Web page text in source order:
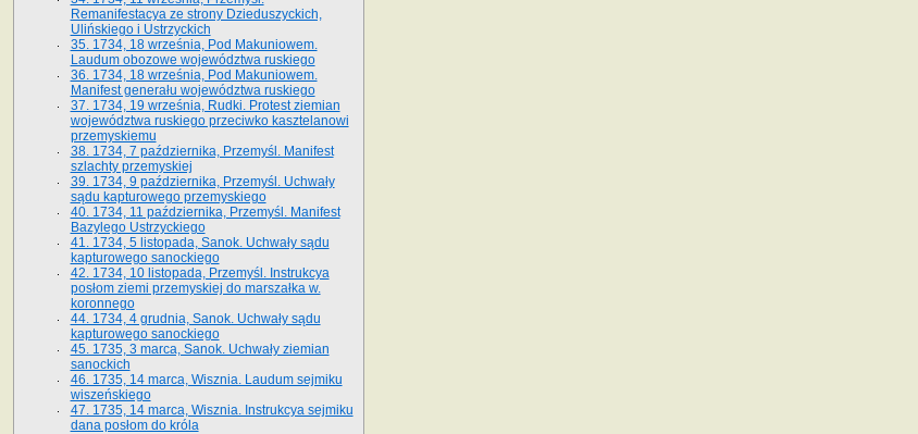
Remanifestacya ze strony Dzieduszyckich,
Ulińskiego i Ustrzyckich
35. 1734, 18 września, Pod Makuniowem.
Laudum obozowe województwa ruskiego
36. 1734, 18 września, Pod Makuniowem.
Manifest generału województwa ruskiego
37. 1734, 19 września, Rudki. Protest ziemian
województwa ruskiego przeciwko kasztelanowi
przemyskiemu
38. 1734, 7 października, Przemyśl. Manifest
szlachty przemyskiej
39. 1734, 9 października, Przemyśl. Uchwały
sądu kapturowego przemyskiego
40. 1734, 11 października, Przemyśl. Manifest
Bazylego Ustrzyckiego
41. 1734, 5 listopada, Sanok. Uchwały sądu
kapturowego sanockiego
42. 1734, 10 listopada, Przemyśl. Instrukcya
posłom ziemi przemyskiej do marszałka w.
koronnego
44. 1734, 4 grudnia, Sanok. Uchwały sądu
kapturowego sanockiego
45. 1735, 3 marca, Sanok. Uchwały ziemian
sanockich
46. 1735, 14 marca, Wisznia. Laudum sejmiku
wiszeńskiego
47. 1735, 14 marca, Wisznia. Instrukcya sejmiku
dana posłom do króla